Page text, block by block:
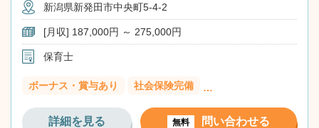
新潟県新発田市中央町5-4-2
[月収] 187,000円 ～ 275,000円
保育士
ボーナス・賞与あり 社会保険完備 …
詳細を見る 無料 問い合わせる